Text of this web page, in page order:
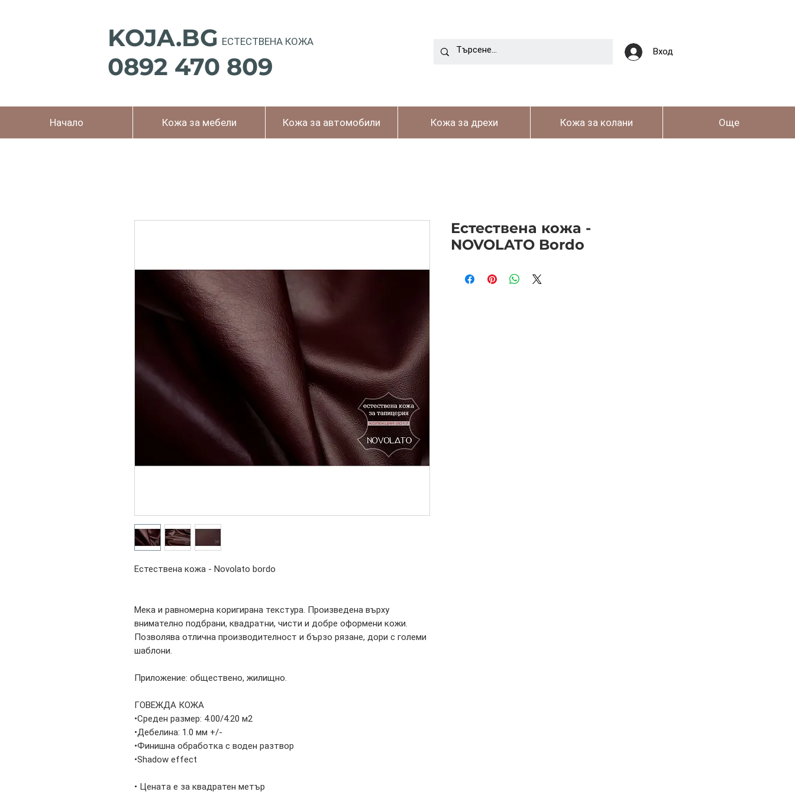
KOJA.BG
0892 470 809
ЕСТЕСТВЕНА КОЖА
Вход
Начало Кожа за мебели Кожа за автомобили Кожа за дрехи Кожа за колани Още
Естествена кожа - Novolato bordo
Мека и равномерна коригирана текстура. Произведена върху
внимателно подбрани, квадратни, чисти и добре оформени кожи.
Позволява отлична производителност и бързо рязане, дори с големи
шаблони.
Приложение: обществено, жилищно.
ГОВЕЖДА КОЖА
•Среден размер: 4.00/4.20 м2
•Дебелина: 1.0 мм +/-
•Финишна обработка с воден разтвор
•Shadow effect
• Цената е за квадратен метър
Естествена кожа -
NOVOLATO Bordo